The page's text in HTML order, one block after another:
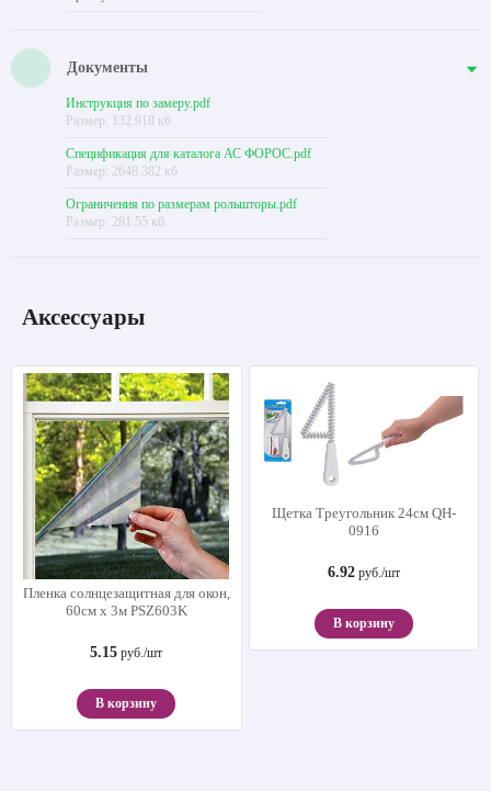
Документы
Инструкция по замеру.pdf
Размер: 132.918 кб
Спецификация для каталога АС ФОРОС.pdf
Размер: 2648.382 кб
Ограничения по размерам рольшторы.pdf
Размер: 281.55 кб
Аксессуары
Пленка солнцезащитная для окон,
60см х 3м PSZ603K
5.15 руб./шт
В корзину
Щетка Треугольник 24см QH-
0916
6.92руб./шт
В корзину